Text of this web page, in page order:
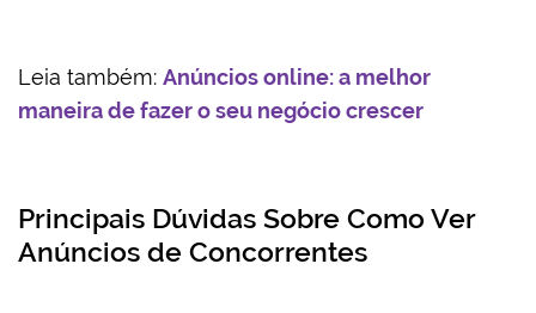
Leia também: Anúncios online: a melhor
maneira de fazer o seu negócio crescer
Principais Dúvidas Sobre Como Ver
Anúncios de Concorrentes